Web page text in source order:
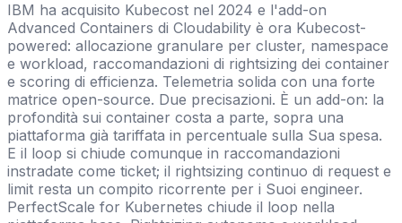
IBM ha acquisito Kubecost nel 2024 e l'add-on
Advanced Containers di Cloudability è ora Kubecost-
powered: allocazione granulare per cluster, namespace
e workload, raccomandazioni di rightsizing dei container
e scoring di efficienza. Telemetria solida con una forte
matrice open-source. Due precisazioni. È un add-on: la
profondità sui container costa a parte, sopra una
piattaforma già tariffata in percentuale sulla Sua spesa.
E il loop si chiude comunque in raccomandazioni
instradate come ticket; il rightsizing continuo di request e
limit resta un compito ricorrente per i Suoi engineer.
PerfectScale for Kubernetes chiude il loop nella